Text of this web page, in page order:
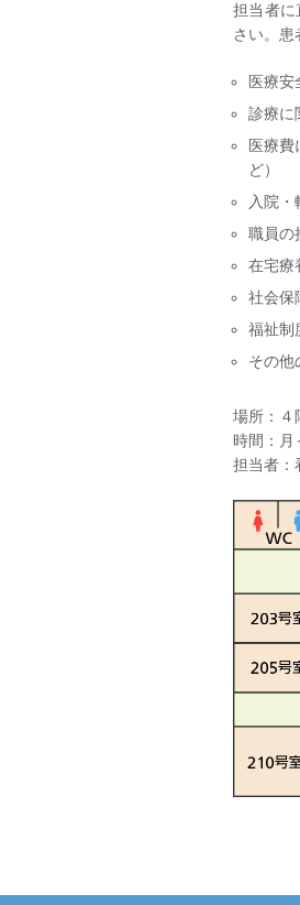
担当者に
さい。患
医療安
診療に
医療
ど）
入院・
職員の
在宅療
社会保
福祉制
その他
場所：４
時間：
担当者：